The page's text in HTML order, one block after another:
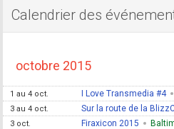
Calendrier des
octobre 2015
1 au 4 oct. I Love Transmedia #4
3 au 4 oct. Sur la route de la
3 oct. Firaxicon 2015